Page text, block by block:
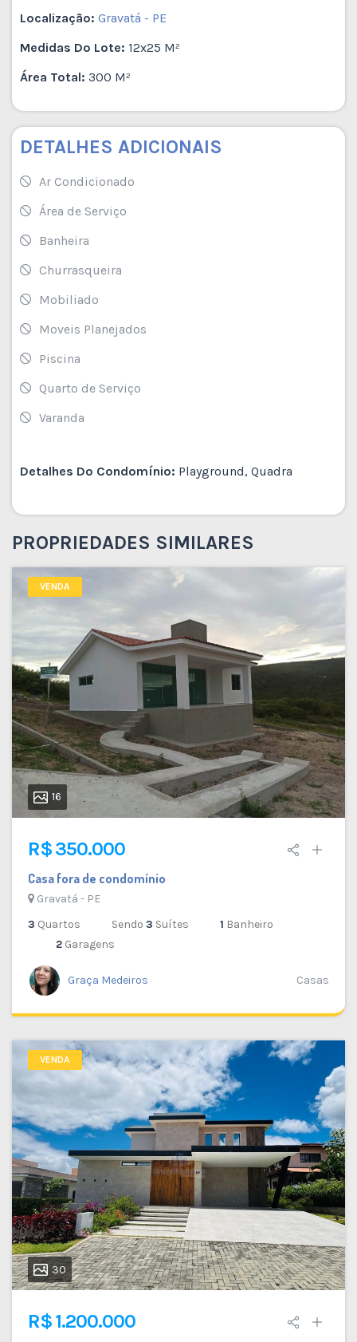
Localização: Gravatá - PE
Medidas Do Lote:
12x25 M²
Área Total:
300 M²
DETALHES ADICIONAIS
Ar Condicionado
Área de Serviço
Banheira
Churrasqueira
Mobiliado
Moveis Planejados
Piscina
Quarto de Serviço
Varanda
Detalhes Do Condomínio: Playground, Quadra
PROPRIEDADES SIMILARES
VENDA
16
R$ 350.000
Casa fora de condomínio
Gravatá - PE
3 Quartos Sendo 3 Suítes 1 Banheiro
2 Garagens
Graça Medeiros Casas
VENDA
30
R$ 1.200.000